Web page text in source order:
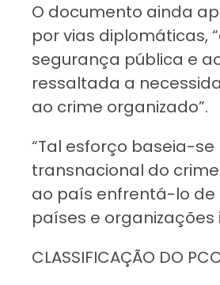
O documento ainda
por vias diplomáticas,
segurança pública e
ressaltada a
ao crime organizado”.
“Tal esforço baseia-
transnacional do
ao país enfrentá-lo
países e
CLASSIFICAÇÃO DO